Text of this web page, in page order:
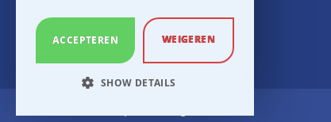
Sitemap
Cookie Settings
ACCEPTEREN WEIGEREN
SHOW DETAILS
STRICTLY NECESSARY